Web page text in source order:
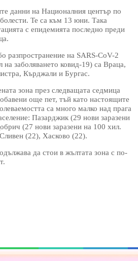
данни на Националния център по
Те са към 13 юни. Така
с епидемията последно преди
разпространение на SARS-CoV-2
на заболяването ковид-19) са Враца,
Кърджали и Бургас.
зона през следващата седмица
още пет, тъй като настоящите
са много малко над прага
Пазарджик (29 нови заразени
(27 нови заразени на 100 хил.
(22), Хасково (22).
да стои в жълтата зона с по-